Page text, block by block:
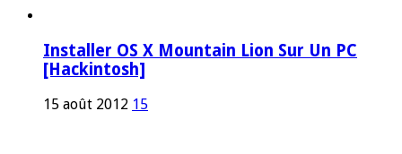
Installer OS X Mountain Lion Sur Un PC
[Hackintosh]
15 août 2012 15